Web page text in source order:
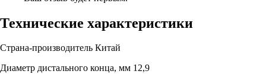
Технические характеристики
Страна-производитель Китай
Диаметр дистального конца, мм 12,9